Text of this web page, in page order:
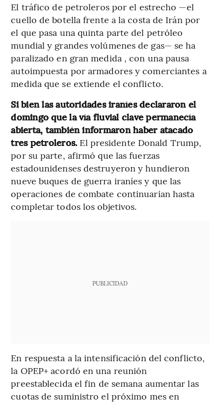
El tráfico de petroleros por el estrecho —el
cuello de botella frente a la costa de Irán por
el que pasa una quinta parte del petróleo
mundial y grandes volúmenes de gas— se ha
paralizado en gran medida , con una pausa
autoimpuesta por armadores y comerciantes a
medida que se extiende el conflicto.
Si bien las autoridades iraníes declararon el
domingo que la vía fluvial clave permanecía
abierta, también informaron haber atacado
tres petroleros. El presidente Donald Trump,
por su parte, afirmó que las fuerzas
estadounidenses destruyeron y hundieron
nueve buques de guerra iraníes y que las
operaciones de combate continuarían hasta
completar todos los objetivos.
PUBLICIDAD
En respuesta a la intensificación del conflicto,
la OPEP+ acordó en una reunión
preestablecida el fin de semana aumentar las
cuotas de suministro el próximo mes en